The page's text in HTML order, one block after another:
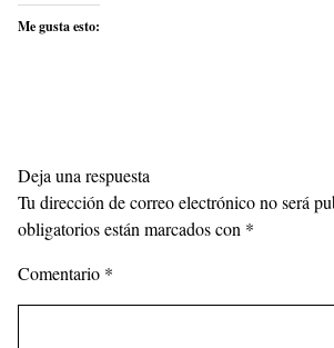
Me gusta esto:
Deja una respuesta
Tu dirección de correo electrónico no será
obligatorios están marcados con *
Comentario *